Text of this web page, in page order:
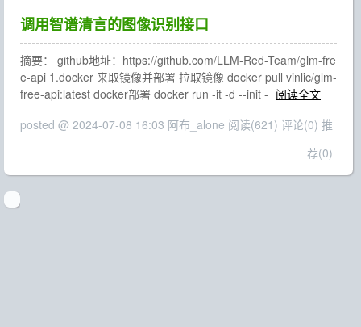
调用智谱清言的图像识别接口
摘要： github地址：https://github.com/LLM-Red-Team/glm-fre
e-api 1.docker 来取镜像并部署 拉取镜像 docker pull vinlic/glm-
free-api:latest docker部署 docker run -it -d --init - 阅读全文
posted @ 2024-07-08 16:03 阿布_alone 阅读(621) 评论(0) 推
荐(0)